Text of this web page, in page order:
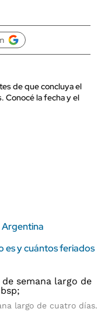
de que concluya el
Conocé la fecha y el
es y cuántos feriados
largo de cuatro días.